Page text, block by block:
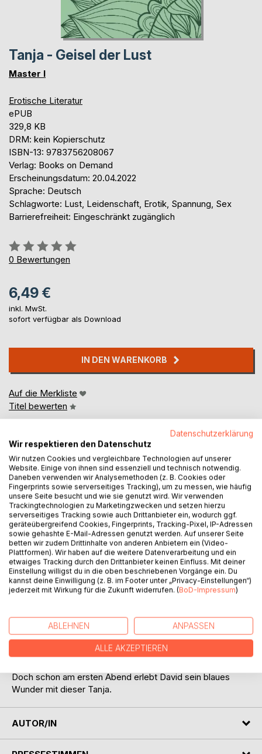
Tanja - Geisel der Lust
Master I
Erotische Literatur
ePUB
329,8 KB
DRM: kein Kopierschutz
ISBN-13: 9783756208067
Verlag: Books on Demand
Erscheinungsdatum: 20.04.2022
Sprache: Deutsch
Schlagworte: Lust, Leidenschaft, Erotik, Spannung, Sex
Barrierefreiheit: Eingeschränkt zugänglich
Bewertung::
0%
0 Bewertungen
6,49 €
inkl. MwSt.
sofort verfügbar als Download
IN DEN WARENKORB
Auf die Merkliste
Titel bewerten
BESCHREIBUNG
David Darkoff ist sehr, sehr wütend. Denn der
Geschäftsmann Benjamin Ryker schuldet ihm sehr viel
Geld. Geld, dass dieser nicht zurückzahlen kann.
Wutentbrannt nimmt David dessen Tochter Tanja als
Geisel. David lässt den Mann nicht im Unklaren, was er
gedenkt mit Tanja anzustellen. Denn David sucht eine neue
Und Tanja passt genau in sein Jagdschema. Blond, jung
und zickig, arrogant und verwöhnt- Eine Frau, die dringend
eine "Erziehung" braucht. Eine harte Hand, die David gerne
Doch schon am ersten Abend erlebt David sein blaues
Wunder mit dieser Tanja.
AUTOR/IN
Datenschutzerklärung
Wir respektieren den Datenschutz
Wir nutzen Cookies und vergleichbare Technologien auf unserer
Website. Einige von ihnen sind essenziell und technisch notwendig.
Daneben verwenden wir Analysemethoden (z. B. Cookies oder
Fingerprints sowie serverseitiges Tracking), um zu messen, wie häufig
unsere Seite besucht und wie sie genutzt wird. Wir verwenden
Trackingtechnologien zu Marketingzwecken und setzen hierzu
serverseitiges Tracking sowie auch Drittanbieter ein, wodurch ggf.
geräteübergreifend Cookies, Fingerprints, Tracking-Pixel, IP-Adressen
sowie gehashte E-Mail-Adressen genutzt werden. Auf unserer Seite
betten wir zudem Drittinhalte von anderen Anbietern ein (Video-
Plattformen). Wir haben auf die weitere Datenverarbeitung und ein
etwaiges Tracking durch den Drittanbieter keinen Einfluss. Mit deiner
Einstellung willigst du in die oben beschriebenen Vorgänge ein. Du
kannst deine Einwilligung (z. B. im Footer unter „Privacy-Einstellungen“)
jederzeit mit Wirkung für die Zukunft widerrufen. (BoD-Impressum)
ABLEHNEN ANPASSEN
ALLE AKZEPTIEREN